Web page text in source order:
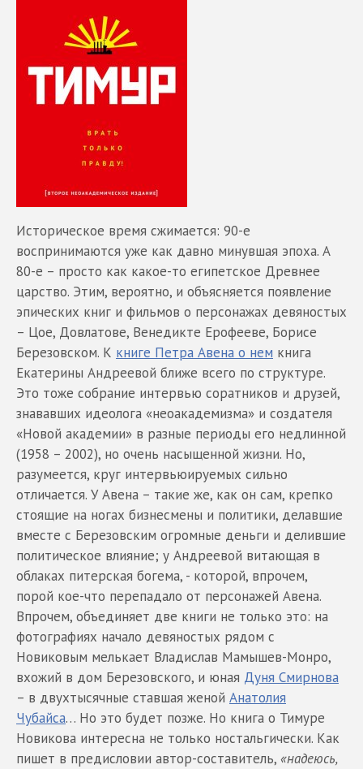
Историческое время сжимается: 90-е
воспринимаются уже как давно минувшая эпоха. А
80-е – просто как какое-то египетское Древнее
царство. Этим, вероятно, и объясняется появление
эпических книг и фильмов о персонажах девяностых
– Цое, Довлатове, Венедикте Ерофееве, Борисе
Березовском. К книге Петра Авена о нем книга
Екатерины Андреевой ближе всего по структуре.
Это тоже собрание интервью соратников и друзей,
знававших идеолога «неоакадемизма» и создателя
«Новой академии» в разные периоды его недлинной
(1958 – 2002), но очень насыщенной жизни. Но,
разумеется, круг интервьюируемых сильно
отличается. У Авена – такие же, как он сам, крепко
стоящие на ногах бизнесмены и политики, делавшие
вместе с Березовским огромные деньги и делившие
политическое влияние; у Андреевой витающая в
облаках питерская богема, - которой, впрочем,
порой кое-что перепадало от персонажей Авена.
Впрочем, объединяет две книги не только это: на
фотографиях начало девяностых рядом с
Новиковым мелькает Владислав Мамышев-Монро,
вхожий в дом Березовского, и юная Дуня Смирнова
– в двухтысячные ставшая женой Анатолия
Чубайса… Но это будет позже. Но книга о Тимуре
Новикова интересна не только ностальгически. Как
пишет в предисловии автор-составитель, «надеюсь,